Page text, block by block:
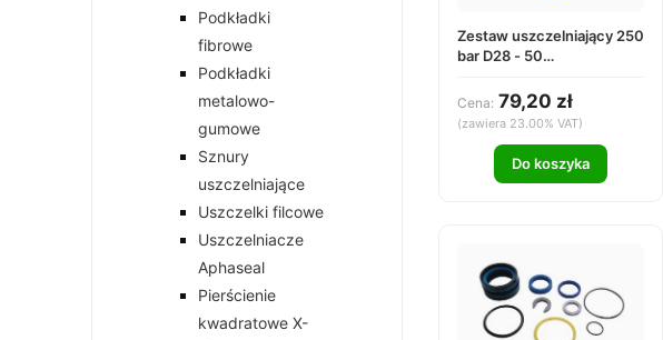
Podkładki
fibrowe
Podkładki
metalowo-
gumowe
Sznury
uszczelniające
Uszczelki filcowe
Uszczelniacze
Aphaseal
Pierścienie
kwadratowe X-
Zestaw uszczelniający 250
bar D28 - 50
Cena: 79,20 zł
(zawiera 23.00% VAT)
Do koszyka